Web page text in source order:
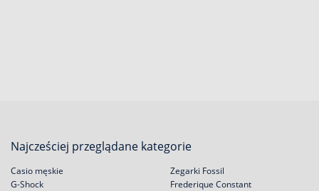
Najcześciej przeglądane kategorie
Casio męskie
G-Shock
Zegarki Fossil
Frederique Constant